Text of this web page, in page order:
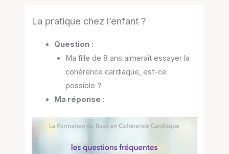
La pratique chez l’enfant ?
Question :
Ma fille de 8 ans aimerait essayer la
cohérence cardiaque, est-ce
possible ?
Ma réponse :